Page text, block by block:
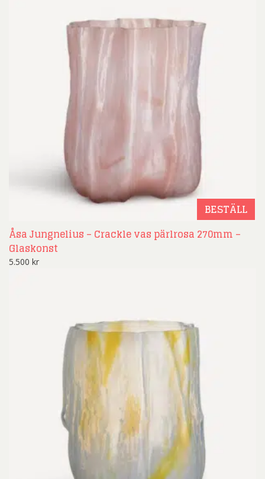
BESTÄLL
Åsa Jungnelius – Crackle vas pärlrosa 270mm –
Glaskonst
5.500 kr